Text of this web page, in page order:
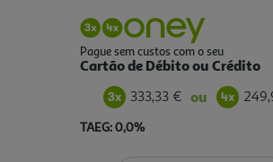
Pague sem custos com o seu
Cartão de Débito ou Crédito
333,33 € ou
TAEG: 0,0%